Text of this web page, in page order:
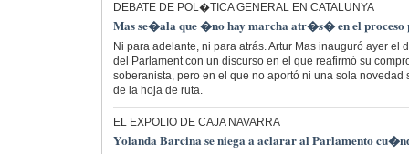
DEBATE DE POL�TICA GENERAL EN CATALUNYA
Mas se�ala que �no hay marcha atr�s� en el proceso
Ni para adelante, ni para atrás. Artur Mas inauguró ayer el
del Parlament con un discurso en el que reafirmó su
soberanista, pero en el que no aportó ni una sola novedad
de la hoja de ruta.
EL EXPOLIO DE CAJA NAVARRA
Yolanda Barcina se niega a aclarar al Parlamento